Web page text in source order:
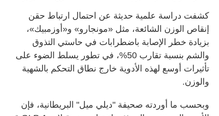
كشفت دراسة علمية حديثة عن احتمال ارتباط حقن
إنقاص الوزن الشائعة، مثل «مونجارو» و«أوزمبيك»،
بزيادة خطر الإصابة باضطرابات في حاستي التذوق
والشم بنسبة تقارب 50%، في تطور يسلط الضوء على
تأثيرات أوسع لهذه الأدوية خارج نطاق التحكم بالشهية
والوزن.
وبحسب ما أوردته صحيفة "ديلي ميل" البريطانية، فإن